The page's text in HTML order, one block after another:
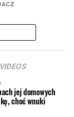
VIDEOS
jej domowych
choć wnuki